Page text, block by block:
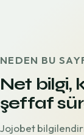
NEDEN BU
Net bilgi,
şeffaf
Jojobet